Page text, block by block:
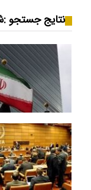
نتایج جستجو :